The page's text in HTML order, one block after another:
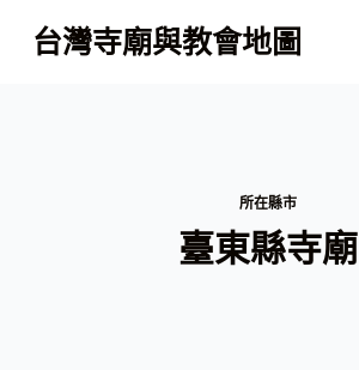
跳
至
台灣寺廟與教會地圖
所在縣市
臺東縣寺廟